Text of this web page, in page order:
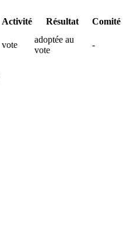
Activité Résultat
Comité
vote
adoptée au
vote
-